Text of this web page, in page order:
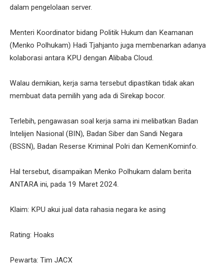
dalam pengelolaan server.
Menteri Koordinator bidang Politik Hukum dan Keamanan
(Menko Polhukam) Hadi Tjahjanto juga membenarkan adanya
kolaborasi antara KPU dengan Alibaba Cloud.
Walau demikian, kerja sama tersebut dipastikan tidak akan
membuat data pemilih yang ada di Sirekap bocor.
Terlebih, pengawasan soal kerja sama ini melibatkan Badan
Intelijen Nasional (BIN), Badan Siber dan Sandi Negara
(BSSN), Badan Reserse Kriminal Polri dan KemenKominfo.
Hal tersebut, disampaikan Menko Polhukam dalam berita
ANTARA ini, pada 19 Maret 2024.
Klaim: KPU akui jual data rahasia negara ke asing
Rating: Hoaks
Pewarta: Tim JACX